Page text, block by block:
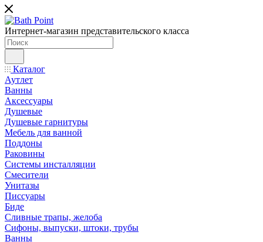
Интернет-магазин представительского класса
Каталог
Аутлет
Ванны
Аксессуары
Душевые
Душевые гарнитуры
Мебель для ванной
Поддоны
Раковины
Системы инсталляции
Смесители
Унитазы
Писсуары
Биде
Сливные трапы, желоба
Сифоны, выпуски, штоки, трубы
Ванны